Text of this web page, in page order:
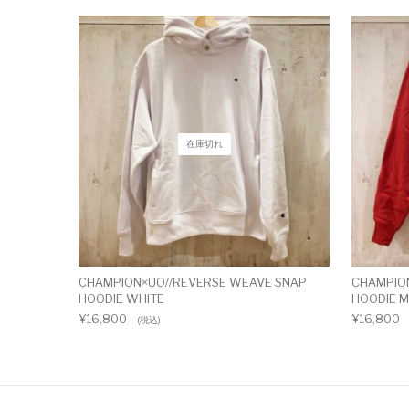
在庫切れ
CHAMPION×UO//REVERSE WEAVE SNAP
HOODIE WHITE
¥16,800 (税込)
HOODIE
¥16,800